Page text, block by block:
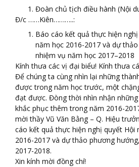
Đoàn chủ tịch điều hành (Nội
Đ/c ……Kiên………..:
Báo cáo kết quả thực hiện
năm học 2016-2017 và dự
nhiệm vụ năm học 2017–2018
Kính thưa các vị đại biểu! Kính thưa
Để chúng ta cùng nhìn lại những
được trong năm học trước, một
đạt được. Đòng thời nhìn nhận
khắc phục thêm trong năm 2016-
mời thầy Vũ Văn Bằng – Q. Hiệu
cáo kết quả thực hiện nghị quyết Hội
2016-2017 và dự thảo phương
2017-2018.
Xin kính mời đồng chí!